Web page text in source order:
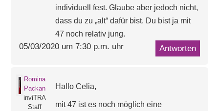
individuell fest. Glaube aber jedoch nicht,
dass du zu „alt“ dafür bist. Du bist ja mit
47 noch relativ jung.
05/03/2020 um 7:30 p.m. uhr Antworten
Romina
Packan
inviTRA
Staff
Hallo Celia,
mit 47 ist es noch möglich eine